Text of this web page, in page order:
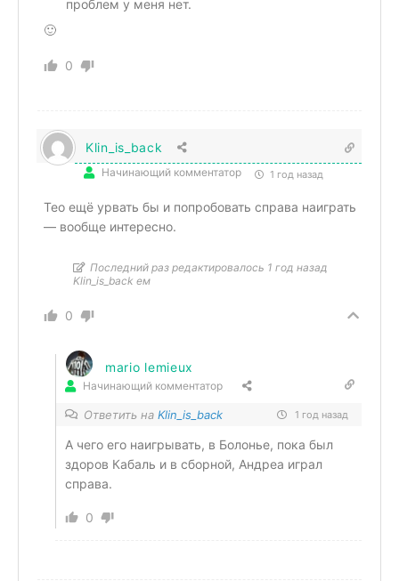
проблем у меня нет.
🙂
0
Klin_is_back
Начинающий комментатор 1 год назад
Тео ещё урвать бы и попробовать справа наиграть
— вообще интересно.
Последний раз редактировалось 1 год назад
Klin_is_back ем
0
mario lemieux
Начинающий комментатор
Ответить на Klin_is_back 1 год назад
А чего его наигрывать, в Болонье, пока был
здоров Кабаль и в сборной, Андреа играл
справа.
0